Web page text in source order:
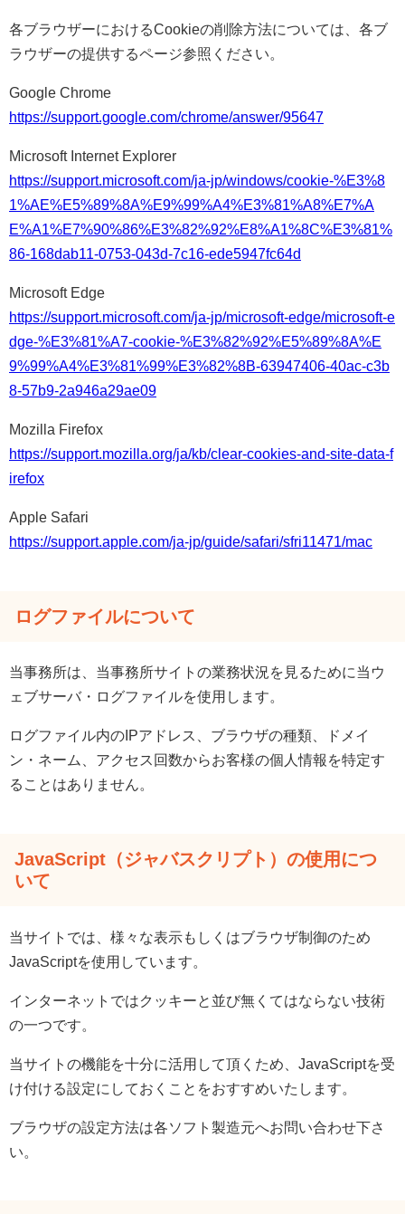
各ブラウザーにおけるCookieの削除方法については、各ブ
ラウザーの提供するページ参照ください。
Google Chrome
https://support.google.com/chrome/answer/95647
Microsoft Internet Explorer
https://support.microsoft.com/ja-jp/windows/cookie-%E3%8
1%AE%E5%89%8A%E9%99%A4%E3%81%A8%E7%A
E%A1%E7%90%86%E3%82%92%E8%A1%8C%E3%81%
86-168dab11-0753-043d-7c16-ede5947fc64d
Microsoft Edge
https://support.microsoft.com/ja-jp/microsoft-edge/microsoft-e
dge-%E3%81%A7-cookie-%E3%82%92%E5%89%8A%E
9%99%A4%E3%81%99%E3%82%8B-63947406-40ac-c3b
8-57b9-2a946a29ae09
Mozilla Firefox
https://support.mozilla.org/ja/kb/clear-cookies-and-site-data-f
irefox
Apple Safari
https://support.apple.com/ja-jp/guide/safari/sfri11471/mac
ログファイルについて
当事務所は、当事務所サイトの業務状況を見るために当ウ
ェブサーバ・ログファイルを使用します。
ログファイル内のIPアドレス、ブラウザの種類、ドメイ
ン・ネーム、アクセス回数からお客様の個人情報を特定す
ることはありません。
JavaScript（ジャバスクリプト）の使用につ
いて
当サイトでは、様々な表示もしくはブラウザ制御のため
JavaScriptを使用しています。
インターネットではクッキーと並び無くてはならない技術
の一つです。
当サイトの機能を十分に活用して頂くため、JavaScriptを受
け付ける設定にしておくことをおすすめいたします。
ブラウザの設定方法は各ソフト製造元へお問い合わせ下さ
い。